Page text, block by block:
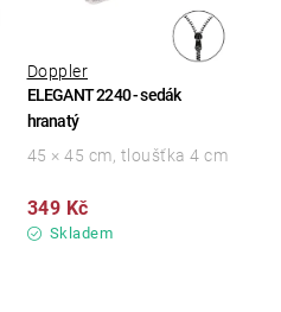
ELEGANT 2240 - sedák
hranatý
Doppler
Skladem
349 Kč
45 × 45 cm, tloušťka 4 cm